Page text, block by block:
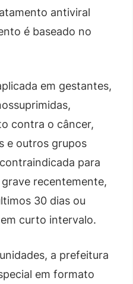
antiviral
é baseado no
em gestantes,
contra o câncer,
e outros grupos
para
recentemente,
30 dias ou
curto intervalo.
a prefeitura
em formato